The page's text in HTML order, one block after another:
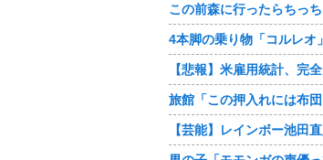
【悲報】米雇用統計、完
旅館「この押入れには布団